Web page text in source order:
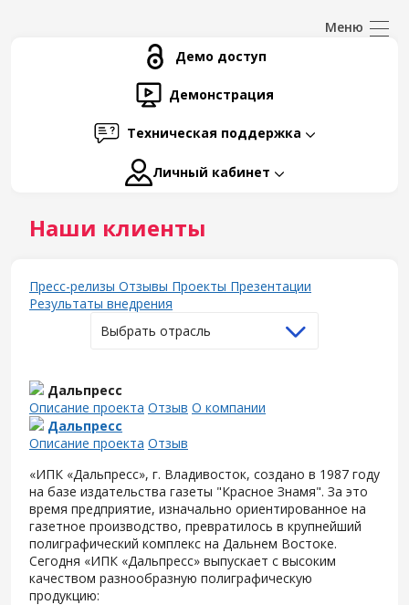
Демо доступ
Демонстрация
Техническая поддержка
Личный кабинет
Наши клиенты
Пресс-релизы Отзывы Проекты Презентации
Результаты внедрения
Выбрать отрасль
Дальпресс
Описание проекта Отзыв О компании
Дальпресс
Описание проекта Отзыв
«ИПК «Дальпресс», г. Владивосток, создано в 1987 году
на базе издательства газеты "Красное Знамя". За это
время предприятие, изначально ориентированное на
газетное производство, превратилось в крупнейший
полиграфический комплекс на Дальнем Востоке.
Сегодня «ИПК «Дальпресс» выпускает с высоким
качеством разнообразную полиграфическую
продукцию: